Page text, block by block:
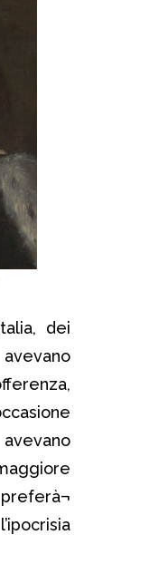
dei